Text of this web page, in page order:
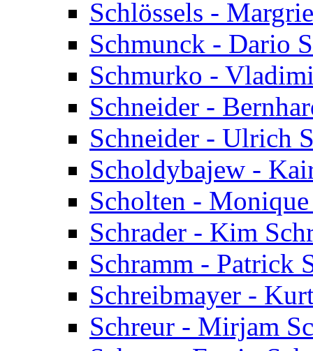
Schlössels -
Schmunck - Dario
Schmurko -
Schneider -
Schneider - Ulrich
Scholdybajew -
Scholten -
Schrader - Kim
Schramm - Patrick
Schreibmayer -
Schreur - Mirjam